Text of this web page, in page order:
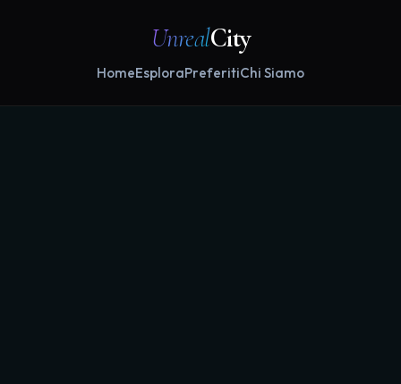
UnrealCity
HomeEsploraPreferitiChi Siamo